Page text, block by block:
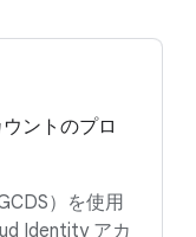
ントのプロ
）を使用
Identity アカ